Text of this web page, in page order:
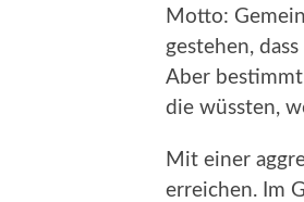
Motto:
gestehen,
Aber
die wüssten,
Mit einer
erreichen. Im